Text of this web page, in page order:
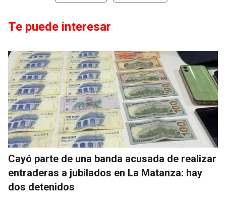
Te puede interesar
Cayó parte de una banda acusada de realizar
entraderas a jubilados en La Matanza: hay
dos detenidos